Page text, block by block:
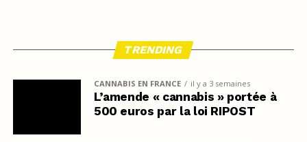
TRENDING
CANNABIS EN FRANCE il y a 3 semaines
L’amende « cannabis » portée à
500 euros par la loi RIPOST